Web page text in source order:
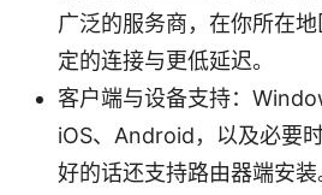
广泛的服务商，在你所在
定的连接与更低延迟。
客户端与设备支持：
iOS、Android，以及必要
好的话还支持路由器端安装